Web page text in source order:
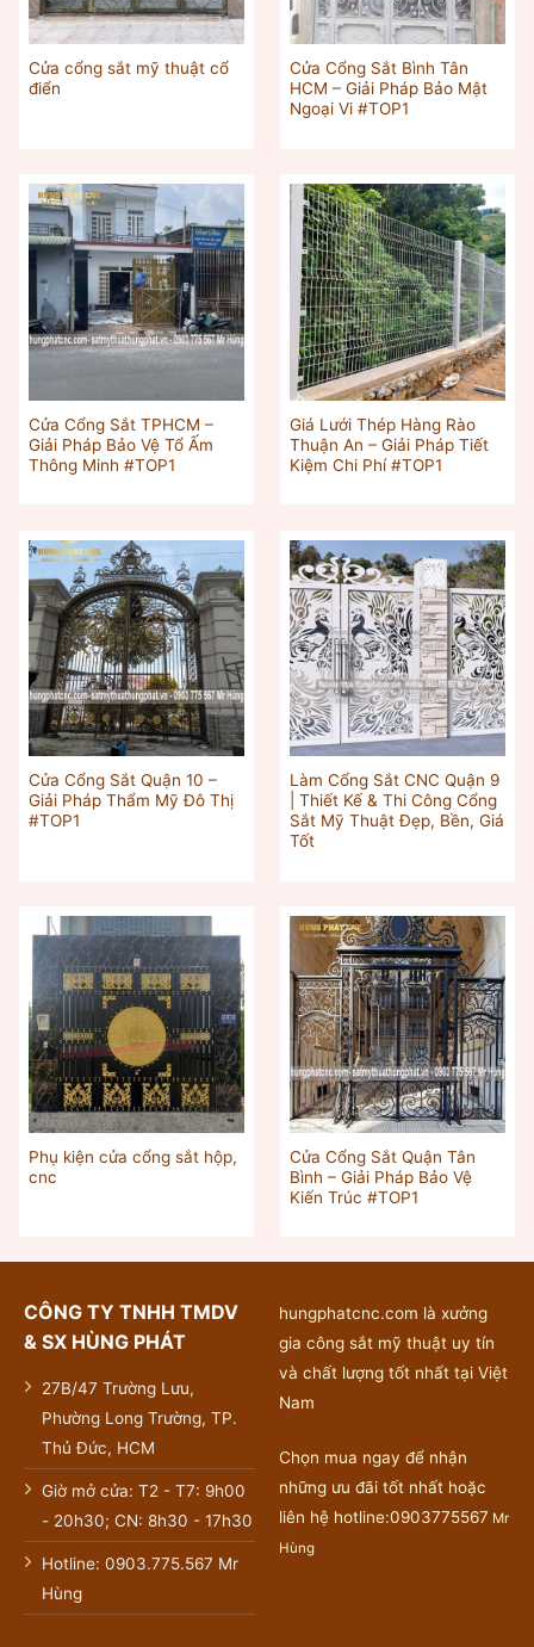
Cửa cổng sắt mỹ thuật cổ
điển
Cửa Cổng Sắt Bình Tân
HCM – Giải Pháp Bảo Mật
Ngoại Vi #TOP1
Cửa Cổng Sắt TPHCM –
Giải Pháp Bảo Vệ Tổ Ấm
Thông Minh #TOP1
Giá Lưới Thép Hàng Rào
Thuận An – Giải Pháp Tiết
Kiệm Chi Phí #TOP1
Cửa Cổng Sắt Quận 10 –
Giải Pháp Thẩm Mỹ Đô Thị
#TOP1
Làm Cổng Sắt CNC Quận 9
| Thiết Kế & Thi Công Cổng
Sắt Mỹ Thuật Đẹp, Bền, Giá
Tốt
Phụ kiện cửa cổng sắt hộp,
cnc
Cửa Cổng Sắt Quận Tân
Bình – Giải Pháp Bảo Vệ
Kiến Trúc #TOP1
CÔNG TY TNHH TMDV
& SX HÙNG PHÁT
27B/47 Trường Lưu,
Phường Long Trường, TP.
Thủ Đức, HCM
Giờ mở cửa: T2 - T7: 9h00
- 20h30; CN: 8h30 - 17h30
Hotline: 0903.775.567 Mr
Hùng
hungphatcnc.com là xưởng
gia công sắt mỹ thuật uy tín
và chất lượng tốt nhất tại Việt
Nam
Chọn mua ngay để nhận
những ưu đãi tốt nhất hoặc
liên hệ hotline:0903775567 Mr
Hùng